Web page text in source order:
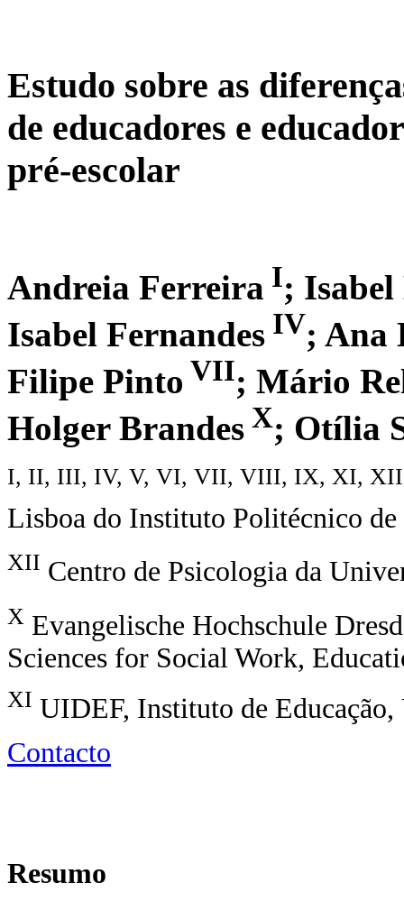
Estudo sobre as
de educadores e
pré-escolar
Andreia Ferreira I;
Isabel Fernandes IV; Ana
Filipe Pinto VII; Mário
Holger Brandes X; Otília
I, II, III, IV, V, VI, VII, VIII, IX, XI, XII
Lisboa do Instituto Politécnico
XII Centro de Psicologia da
X Evangelische Hochschule
Sciences for Social Work,
XI UIDEF, Instituto de
Contacto
Resumo